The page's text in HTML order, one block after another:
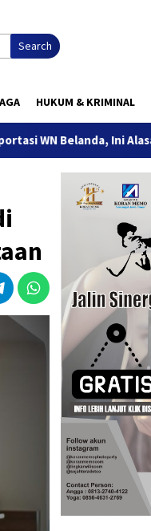
Search
HUKUM & KRIMINAL
Ini Alasannya